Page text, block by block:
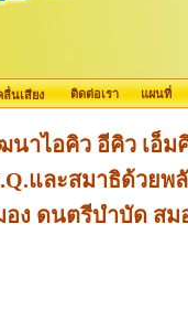
นเสียง ติดต่อเรา แผนที่
นาไอคิว อีคิว เอ็ม
และสมาธิด้วยพ
อง ดนตรีบำบัด สม